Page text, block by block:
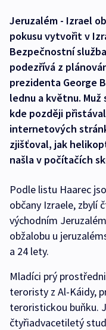
Jeruzalém - Izrael
pokusu vytvořit v
Bezpečnostní
podezřívá z
prezidenta George
lednu a květnu.
kde později
internetových
zjišťoval, jak
našla v počítačích
Podle listu Haarec
občany Izraele, zbylí
východním
obžalobu u
a 24 lety.
Mladíci prý
teroristy z Al-Káidy,
teroristickou buňku.
čtyřiadvacetiletý